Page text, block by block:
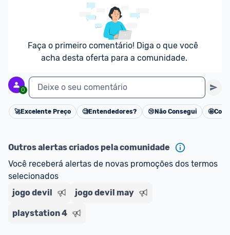
Faça o primeiro comentário! Diga o que você
acha desta oferta para a comunidade.
0 Deixe o seu comentário
Cancelar
🚀Excelente Preço 🧐Entendedores? 😢 Não Consegui 🤩
Outros alertas criados pela comunidade
Você receberá alertas de novas promoções dos termos
selecionados
jogo devil
jogo devil may
playstation 4